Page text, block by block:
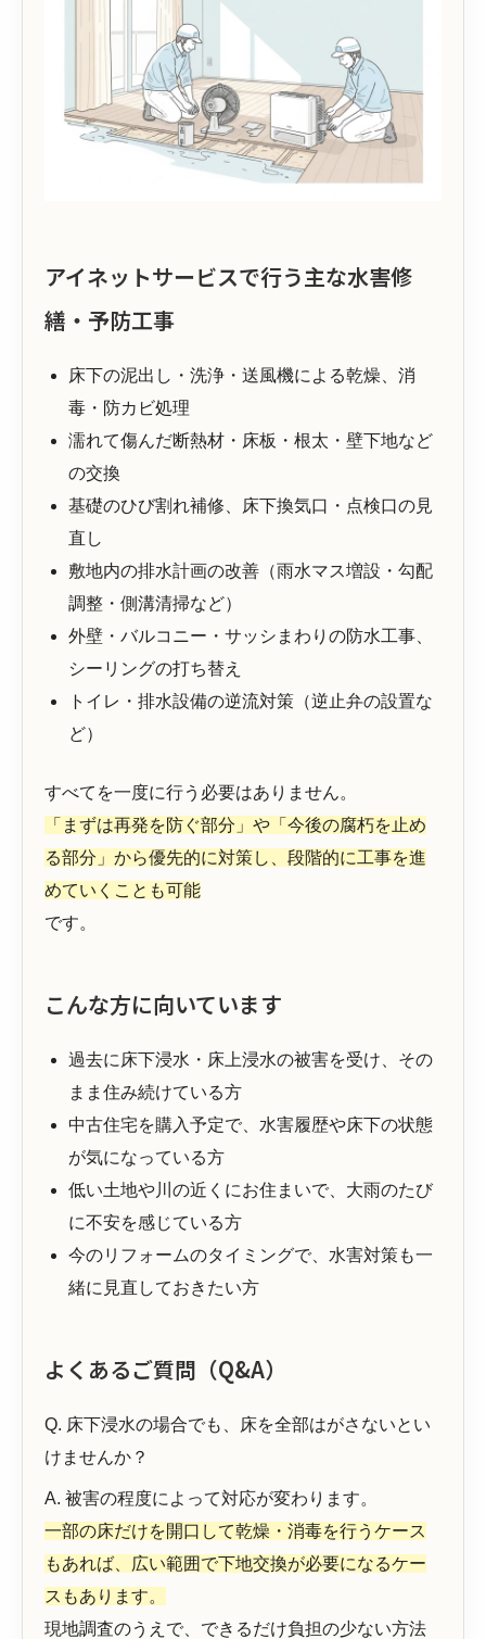
アイネットサービスで行う主な水害修
繕・予防工事
床下の泥出し・洗浄・送風機による乾燥、消
毒・防カビ処理
濡れて傷んだ断熱材・床板・根太・壁下地など
の交換
基礎のひび割れ補修、床下換気口・点検口の見
直し
敷地内の排水計画の改善（雨水マス増設・勾配
調整・側溝清掃など）
外壁・バルコニー・サッシまわりの防水工事、
シーリングの打ち替え
トイレ・排水設備の逆流対策（逆止弁の設置な
ど）
すべてを一度に行う必要はありません。
「まずは再発を防ぐ部分」や「今後の腐朽を止め
る部分」から優先的に対策し、段階的に工事を進
めていくことも可能
です。
こんな方に向いています
過去に床下浸水・床上浸水の被害を受け、その
まま住み続けている方
中古住宅を購入予定で、水害履歴や床下の状態
が気になっている方
低い土地や川の近くにお住まいで、大雨のたび
に不安を感じている方
今のリフォームのタイミングで、水害対策も一
緒に見直しておきたい方
よくあるご質問（Q&A）
Q. 床下浸水の場合でも、床を全部はがさないとい
けませんか？
A. 被害の程度によって対応が変わります。
一部の床だけを開口して乾燥・消毒を行うケース
もあれば、広い範囲で下地交換が必要になるケー
スもあります。
現地調査のうえで、できるだけ負担の少ない方法